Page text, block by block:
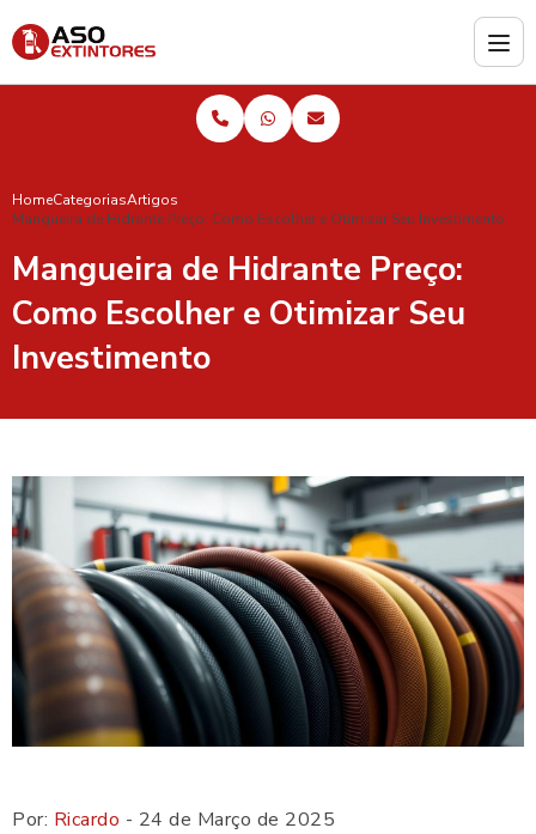
HomeCategoriasArtigos
Mangueira de Hidrante Preço: Como Escolher e Otimizar Seu Investimento
Mangueira de Hidrante Preço:
Como Escolher e Otimizar Seu
Investimento
Por: Ricardo - 24 de Março de 2025